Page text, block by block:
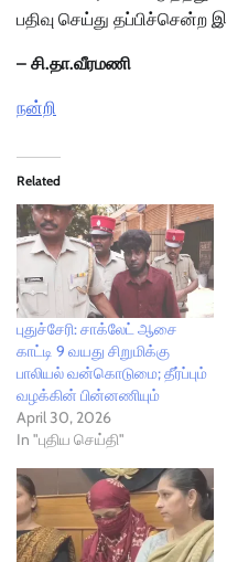
பதிவு செய்து
– சி.தா.வீரமணி
நன்றி
Related
புதுச்சேரி: சாக்லேட் ஆசை
காட்டி 9 வயது சிறுமிக்கு
பாலியல் வன்கொடுமை; தீர்ப்பும்
வழக்கின் பின்னணியும்
April 30, 2026
In "புதிய செய்தி"